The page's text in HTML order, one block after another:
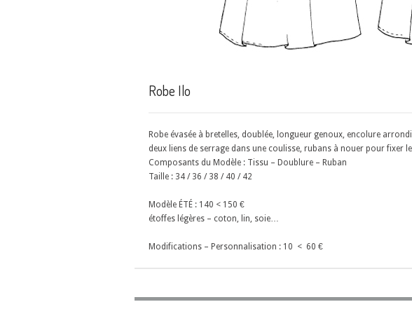
Robe Ilo
Robe évasée à bretelles, doublée, longueur genoux, encolure
deux liens de serrage dans une coulisse, rubans à nouer pour fixer
Composants du Modèle : Tissu – Doublure – Ruban
Taille : 34 / 36 / 38 / 40 / 42
Modèle ÉTÉ : 140 < 150 €
étoffes légères – coton, lin, soie…
Modifications – Personnalisation : 10 < 60 €